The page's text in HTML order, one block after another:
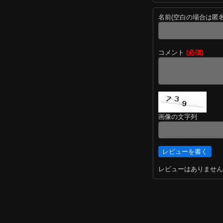
名前(空白の場合は匿
コメント (必須)
画像の文字列
レビューはありません